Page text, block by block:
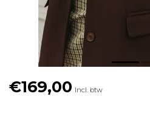
€169,00 Incl. btw